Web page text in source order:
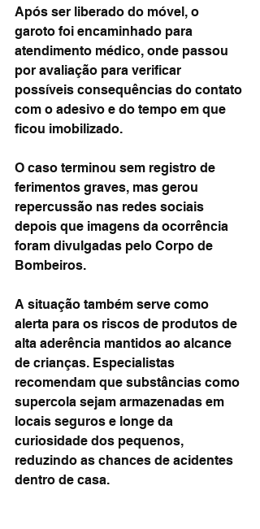
Após ser liberado do móvel, o
garoto foi encaminhado para
atendimento médico, onde passou
por avaliação para verificar
possíveis consequências do contato
com o adesivo e do tempo em que
ficou imobilizado.
O caso terminou sem registro de
ferimentos graves, mas gerou
repercussão nas redes sociais
depois que imagens da ocorrência
foram divulgadas pelo Corpo de
Bombeiros.
A situação também serve como
alerta para os riscos de produtos de
alta aderência mantidos ao alcance
de crianças. Especialistas
recomendam que substâncias como
supercola sejam armazenadas em
locais seguros e longe da
curiosidade dos pequenos,
reduzindo as chances de acidentes
dentro de casa.